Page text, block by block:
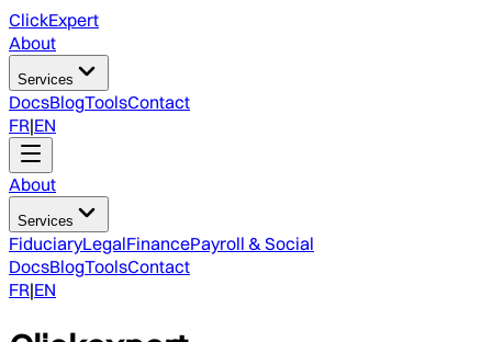
ClickExpert
About
Services
DocsBlogToolsContact
FR|EN
About
Services
FiduciaryLegalFinancePayroll & Social
DocsBlogToolsContact
FR|EN